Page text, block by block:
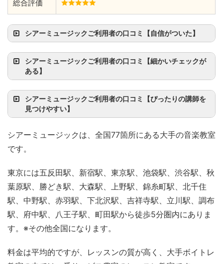
総合評価
シアーミュージックご利用者の口コミ【自信がついた】
シアーミュージックご利用者の口コミ【細かいチェックが
ある】
シアーミュージックご利用者の口コミ【ぴったりの講師を
見つけやすい】
シアーミュージックは、全国77箇所にある大手の音楽教室
です。
東京には五反田駅、新宿駅、東京駅、池袋駅、渋谷駅、秋
葉原駅、勝どき駅、大森駅、上野駅、錦糸町駅、北千住
駅、中野駅、赤羽駅、下北沢駅、吉祥寺駅、立川駅、調布
駅、府中駅、八王子駅、町田駅から徒歩5分圏内にありま
す。※その他全国になります。
料金は平均的ですが、レッスンの質が高く、大手ボイトレ